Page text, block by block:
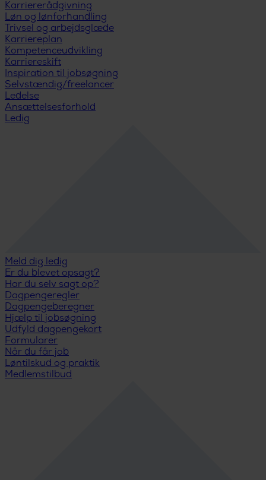
Karriererådgivning
Løn og lønforhandling
Trivsel og arbejdsglæde
Karriereplan
Kompetenceudvikling
Karriereskift
Inspiration til jobsøgning
Selvstændig/freelancer
Ledelse
Ansættelsesforhold
Ledig
Meld dig ledig
Er du blevet opsagt?
Har du selv sagt op?
Dagpengeregler
Dagpengeberegner
Hjælp til jobsøgning
Udfyld dagpengekort
Formularer
Når du får job
Løntilskud og praktik
Medlemstilbud